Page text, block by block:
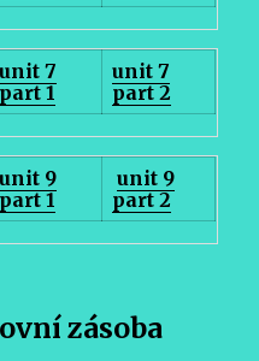
unit 7
part 1
unit 7
part 2
unit 9
part 1
unit 9
part 2
zásoba